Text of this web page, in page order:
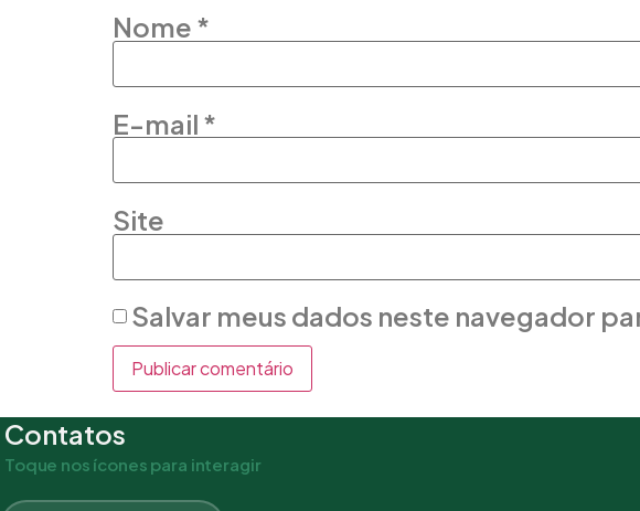
Nome *
E-mail *
Site
Salvar meus dados neste navegador
Contatos
Toque nos ícones para interagir